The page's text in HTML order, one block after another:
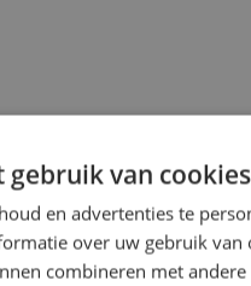
voor
gebruik van
en advertenties te
over uw gebruik van
combineren met